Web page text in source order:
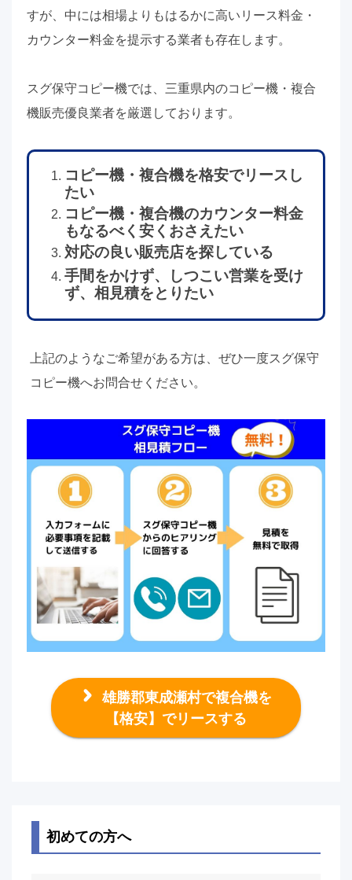
すが、中には相場よりもはるかに高いリース料金・
カウンター料金を提示する業者も存在します。
スグ保守コピー機では、三重県内のコピー機・複合
機販売優良業者を厳選しております。
コピー機・複合機を格安でリースし
たい
コピー機・複合機のカウンター料金
もなるべく安くおさえたい
対応の良い販売店を探している
手間をかけず、しつこい営業を受け
ず、相見積をとりたい
上記のようなご希望がある方は、ぜひ一度スグ保守
コピー機へお問合せください。
雄勝郡東成瀬村で複合機を
【格安】でリースする
初めての方へ